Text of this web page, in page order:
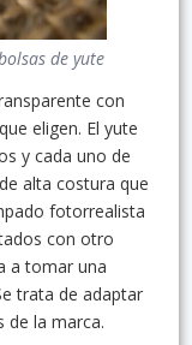
de yute
con
eligen. El yute
y cada uno de
alta costura que
fotorrealista
con otro
a tomar una
trata de adaptar
de la marca.